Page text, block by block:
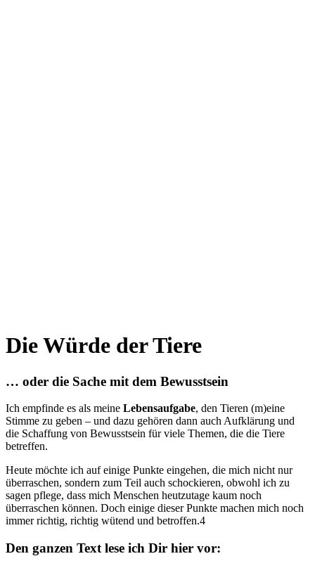
Die Würde der Tiere
… oder die Sache mit dem Bewusstsein
Ich empfinde es als meine Lebensaufgabe, den Tieren (m)eine
Stimme zu geben – und dazu gehören dann auch Aufklärung und
die Schaffung von Bewusstsein für viele Themen, die die Tiere
betreffen.
Heute möchte ich auf einige Punkte eingehen, die mich nicht nur
überraschen, sondern zum Teil auch schockieren, obwohl ich zu
sagen pflege, dass mich Menschen heutzutage kaum noch
überraschen können. Doch einige dieser Punkte machen mich noch
immer richtig, richtig wütend und betroffen.4
Den ganzen Text lese ich Dir hier vor: